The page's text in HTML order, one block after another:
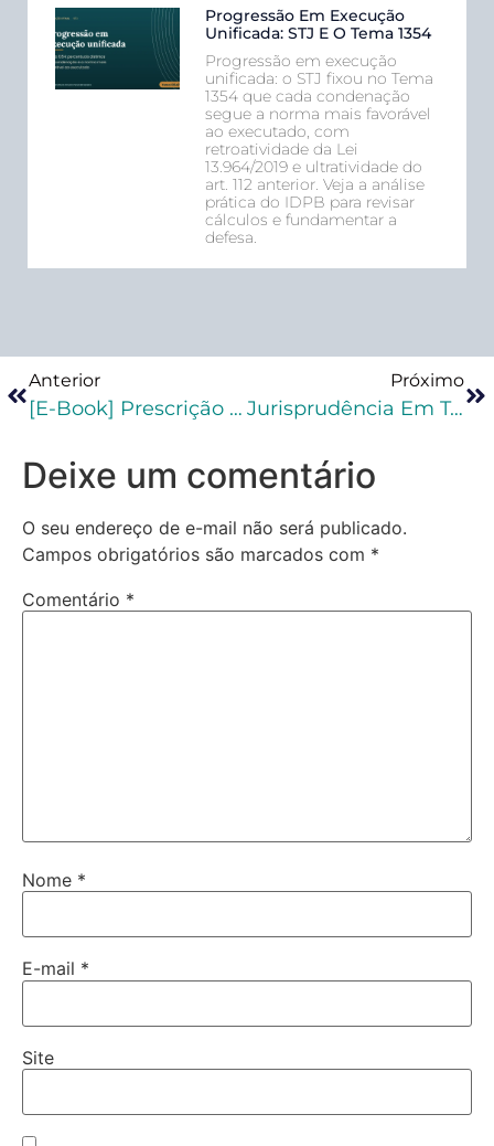
Progressão Em Execução
Unificada: STJ E O Tema 1354
Progressão em execução
unificada: o STJ fixou no Tema
1354 que cada condenação
segue a norma mais favorável
ao executado, com
retroatividade da Lei
13.964/2019 e ultratividade do
art. 112 anterior. Veja a análise
prática do IDPB para revisar
cálculos e fundamentar a
defesa.
Anterior
[E-Book] Prescrição Penal: Como Calcular
Próximo
Jurisprudência Em Teses Traz Novos Entendimentos Sobre Colaboração Premiada
Deixe um comentário
O seu endereço de e-mail não será publicado.
Campos obrigatórios são marcados com *
Comentário *
Nome *
E-mail *
Site